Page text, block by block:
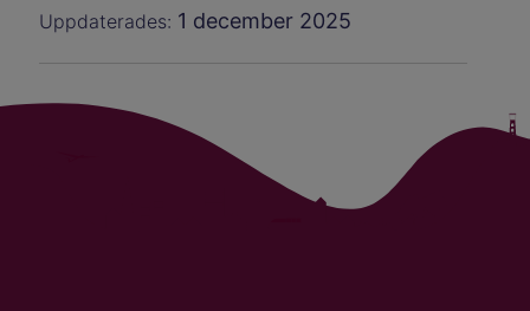
Uppdaterades: 1 december 2025